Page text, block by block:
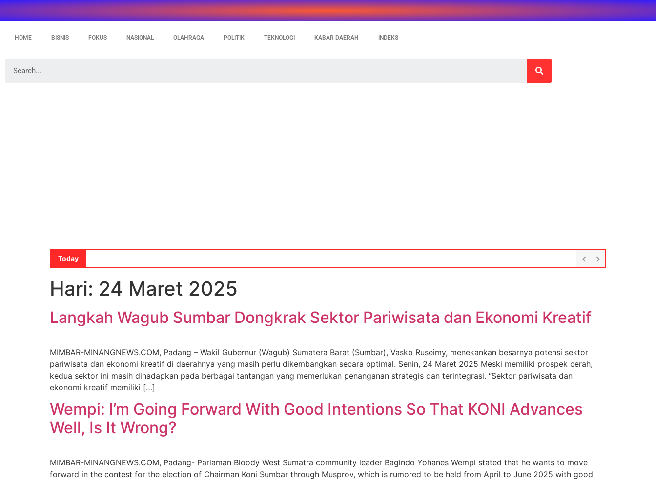
HOME BISNIS FOKUS NASIONAL OLAHRAGA POLITIK TEKNOLOGI KABAR DAERAH INDEKS
Today
Hari: 24 Maret 2025
Langkah Wagub Sumbar Dongkrak Sektor Pariwisata dan Ekonomi Kreatif
MIMBAR-MINANGNEWS.COM, Padang – Wakil Gubernur (Wagub) Sumatera Barat (Sumbar), Vasko Ruseimy, menekankan besarnya potensi sektor
pariwisata dan ekonomi kreatif di daerahnya yang masih perlu dikembangkan secara optimal. Senin, 24 Maret 2025 Meski memiliki prospek cerah,
kedua sektor ini masih dihadapkan pada berbagai tantangan yang memerlukan penanganan strategis dan terintegrasi. “Sektor pariwisata dan
ekonomi kreatif memiliki […]
Wempi: I’m Going Forward With Good Intentions So That KONI Advances
Well, Is It Wrong?
MIMBAR-MINANGNEWS.COM, Padang- Pariaman Bloody West Sumatra community leader Bagindo Yohanes Wempi stated that he wants to move
forward in the contest for the election of Chairman Koni Sumbar through Musprov, which is rumored to be held from April to June 2025 with good